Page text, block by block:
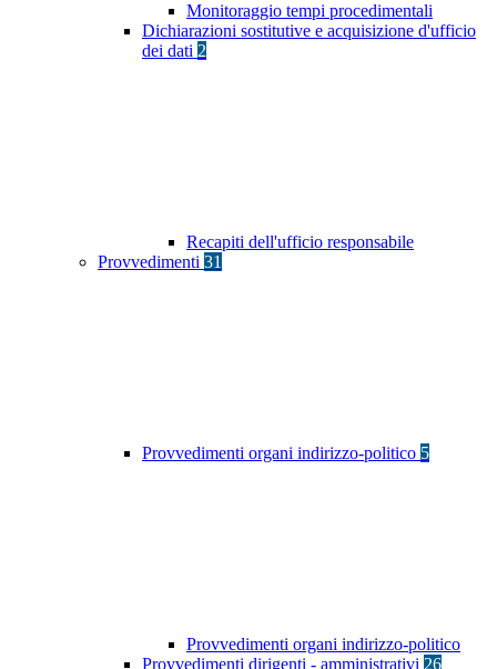
Monitoraggio tempi procedimentali
Dichiarazioni sostitutive e acquisizione d'ufficio
dei dati 2
Recapiti dell'ufficio responsabile
Provvedimenti 31
Provvedimenti organi indirizzo-politico 5
Provvedimenti organi indirizzo-politico
Provvedimenti dirigenti - amministrativi 26